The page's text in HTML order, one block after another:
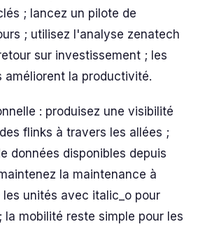
; lancez un pilote de
; utilisez l'analyse zenatech
sur investissement ; les
améliorent la productivité.
: produisez une visibilité
flinks à travers les allées ;
données disponibles depuis
la maintenance à
les unités avec italic_o pour
la mobilité reste simple pour les